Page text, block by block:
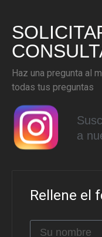
a
Haz una pregunta al
todas tus preguntas
Rellene el